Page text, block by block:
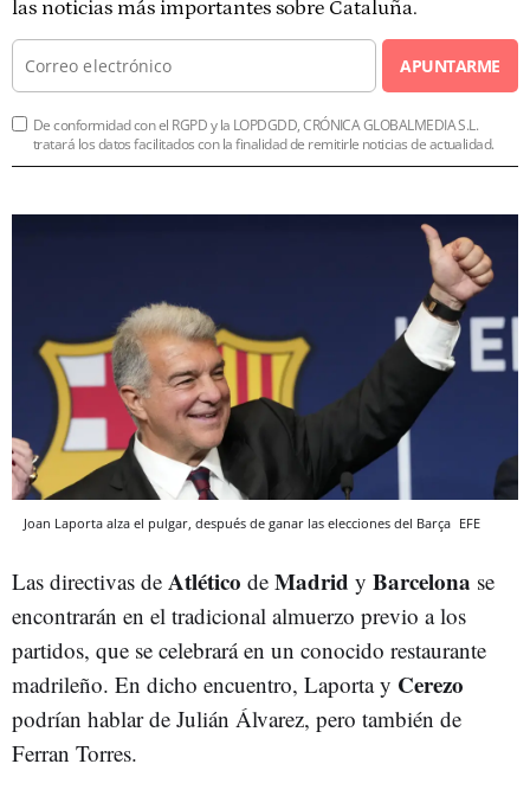
las noticias más importantes sobre Cataluña.
APUNTARME
De conformidad con el RGPD y la LOPDGDD, CRÓNICA GLOBALMEDIA S.L.
tratará los datos facilitados con la finalidad de remitirle noticias de actualidad.
Joan Laporta alza el pulgar, después de ganar las elecciones del Barça EFE
Las directivas de Atlético de Madrid y Barcelona se
encontrarán en el tradicional almuerzo previo a los
partidos, que se celebrará en un conocido restaurante
madrileño. En dicho encuentro, Laporta y Cerezo
podrían hablar de Julián Álvarez, pero también de
Ferran Torres.